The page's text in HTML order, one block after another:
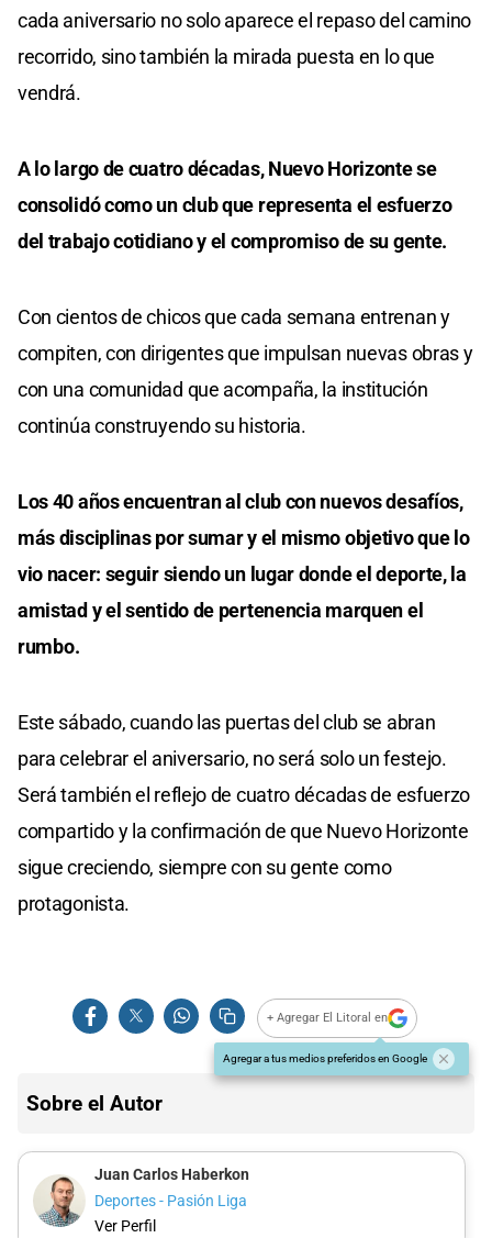
cada aniversario no solo aparece el repaso del camino
recorrido, sino también la mirada puesta en lo que
vendrá.
A lo largo de cuatro décadas, Nuevo Horizonte se
consolidó como un club que representa el esfuerzo
del trabajo cotidiano y el compromiso de su gente.
Con cientos de chicos que cada semana entrenan y
compiten, con dirigentes que impulsan nuevas obras y
con una comunidad que acompaña, la institución
continúa construyendo su historia.
Los 40 años encuentran al club con nuevos desafíos,
más disciplinas por sumar y el mismo objetivo que lo
vio nacer: seguir siendo un lugar donde el deporte, la
amistad y el sentido de pertenencia marquen el
rumbo.
Este sábado, cuando las puertas del club se abran
para celebrar el aniversario, no será solo un festejo.
Será también el reflejo de cuatro décadas de esfuerzo
compartido y la confirmación de que Nuevo Horizonte
sigue creciendo, siempre con su gente como
protagonista.
+ Agregar El Litoral en
Agregar a tus medios preferidos en Google
Sobre el Autor
Juan Carlos Haberkon
Deportes - Pasión Liga
Ver Perfil